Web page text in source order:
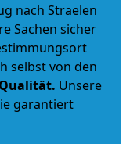
nach Straelen
Sachen sicher
selbst von den
. Unsere
garantiert